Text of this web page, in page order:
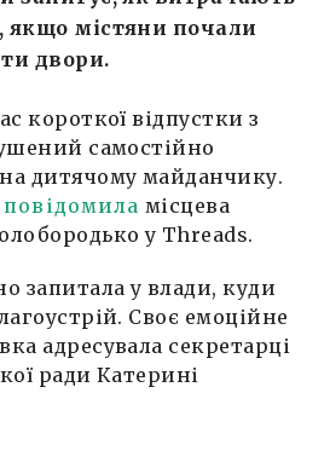
якщо містяни почали
двори.
короткої відпустки з
самостійно
дитячому майданчику.
повідомила місцева
у Threads.
запитала у влади, куди
Своє емоційне
адресувала секретарці
ради Катерині